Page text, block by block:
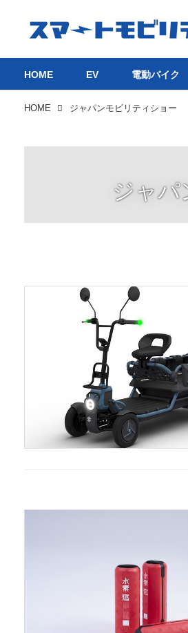
HOME EV 電動バイク
HOME ジャパンモビリティショー
ジャパ